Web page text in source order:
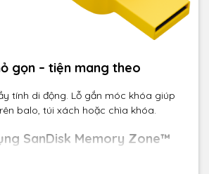
gọn – tiện mang theo
tính di động. Lỗ gắn móc khóa giúp
balo, túi xách hoặc chìa khóa.
SanDisk Memory Zone™